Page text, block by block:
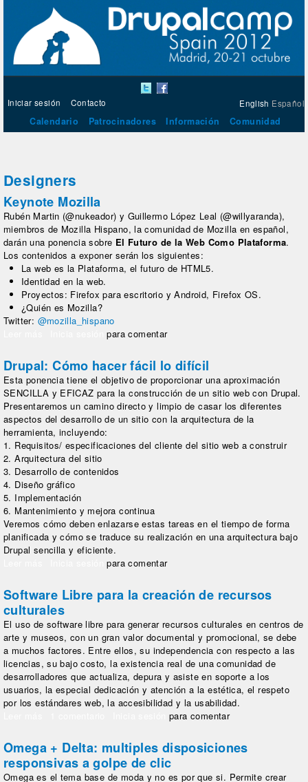
English Español
Iniciar sesión Contacto
Calendario Patrocinadores Información Comunidad
Designers
Keynote Mozilla
Rubén Martin (@nukeador) y Guillermo López Leal (@willyaranda),
miembros de Mozilla Hispano, la comunidad de Mozilla en español,
darán una ponencia sobre El Futuro de la Web Como Plataforma.
Los contenidos a exponer serán los siguientes:
La web es la Plataforma, el futuro de HTML5.
Identidad en la web.
Proyectos: Firefox para escritorio y Android, Firefox OS.
¿Quién es Mozilla?
Twitter: @mozilla_hispano
sobre Keynote Mozillapara comentar
Drupal: Cómo hacer fácil lo difícil
Esta ponencia tiene el objetivo de proporcionar una aproximación
SENCILLA y EFICAZ para la construcción de un sitio web con Drupal.
Presentaremos un camino directo y limpio de casar los diferentes
aspectos del desarrollo de un sitio con la arquitectura de la
herramienta, incluyendo:
1. Requisitos/ especificaciones del cliente del sitio web a construir
2. Arquitectura del sitio
3. Desarrollo de contenidos
4. Diseño gráfico
5. Implementación
6. Mantenimiento y mejora continua
Veremos cómo deben enlazarse estas tareas en el tiempo de forma
planificada y cómo se traduce su realización en una arquitectura bajo
Drupal sencilla y eficiente.
sobre Drupal: Cómo hacer fácil lo difícil
para comentar
Software Libre para la creación de recursos
culturales
El uso de software libre para generar recursos culturales en centros de
arte y museos, con un gran valor documental y promocional, se debe
a muchos factores. Entre ellos, su independencia con respecto a las
licencias, su bajo costo, la existencia real de una comunidad de
desarrolladores que actualiza, depura y asiste en soporte a los
usuarios, la especial dedicación y atención a la estética, el respeto
por los estándares web, la accesibilidad y la usabilidad.
sobre Software Libre para la creación de recursos culturales
para comentar
Omega + Delta: multiples disposiciones
responsivas a golpe de clic
Omega es el tema base de moda y no es por que si. Permite crear